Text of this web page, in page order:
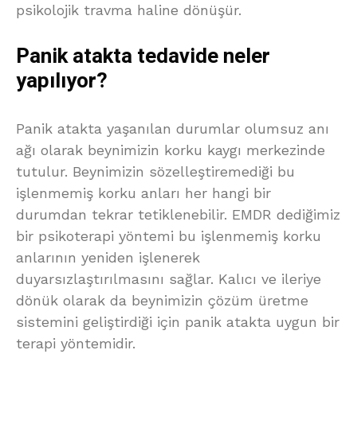
psikolojik travma haline dönüşür.
Panik atakta tedavide neler
yapılıyor?
Panik atakta yaşanılan durumlar olumsuz anı
ağı olarak beynimizin korku kaygı merkezinde
tutulur. Beynimizin sözelleştiremediği bu
işlenmemiş korku anları her hangi bir
durumdan tekrar tetiklenebilir. EMDR dediğimiz
bir psikoterapi yöntemi bu işlenmemiş korku
anlarının yeniden işlenerek
duyarsızlaştırılmasını sağlar. Kalıcı ve ileriye
dönük olarak da beynimizin çözüm üretme
sistemini geliştirdiği için panik atakta uygun bir
terapi yöntemidir.